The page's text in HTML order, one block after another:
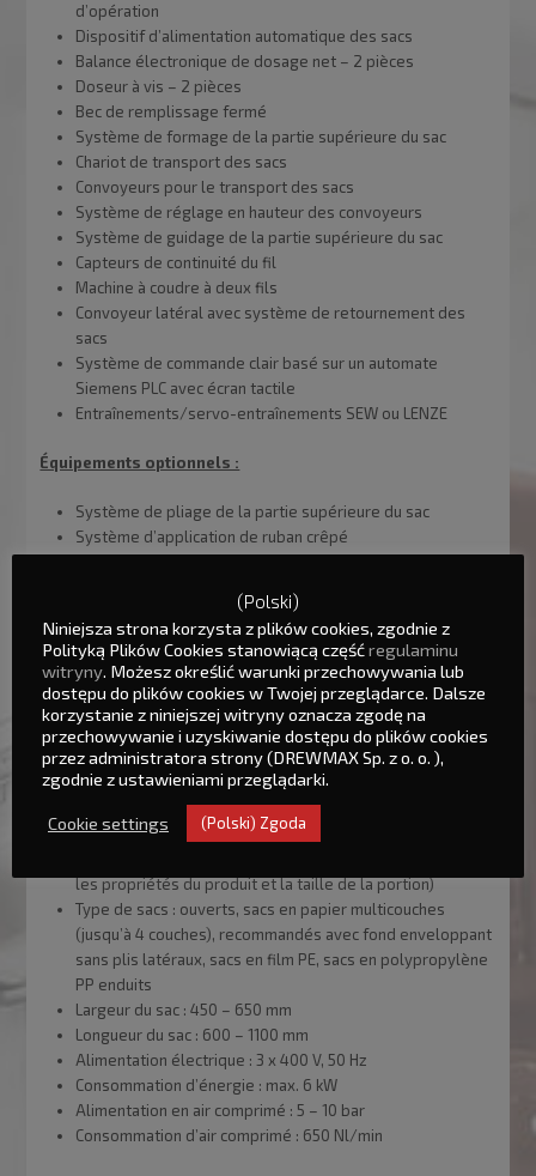
d’opération
Dispositif d’alimentation automatique des sacs
Balance électronique de dosage net – 2 pièces
Doseur à vis – 2 pièces
Bec de remplissage fermé
Système de formage de la partie supérieure du sac
Chariot de transport des sacs
Convoyeurs pour le transport des sacs
Système de réglage en hauteur des convoyeurs
Système de guidage de la partie supérieure du sac
Capteurs de continuité du fil
Machine à coudre à deux fils
Convoyeur latéral avec système de retournement des
sacs
Système de commande clair basé sur un automate
Siemens PLC avec écran tactile
Entraînements/servo-entraînements SEW ou LENZE
Équipements optionnels :
Système de pliage de la partie supérieure du sac
Système d’application de ruban crêpé
Système de nettoyage des doseurs
Soudeuse par impulsion ou à chaleur constante
Réservoir tampon pour surcharge
Paramètres techniques de base :
Poids maximal par portion : 50 kg
Poids minimal par portion : 10 kg
les propriétés du produit et la taille de la portion)
Type de sacs : ouverts, sacs en papier multicouches
(jusqu’à 4 couches), recommandés avec fond enveloppant
sans plis latéraux, sacs en film PE, sacs en polypropylène
PP enduits
Largeur du sac : 450 – 650 mm
Longueur du sac : 600 – 1100 mm
Alimentation électrique : 3 x 400 V, 50 Hz
Consommation d’énergie : max. 6 kW
Alimentation en air comprimé : 5 – 10 bar
Consommation d’air comprimé : 650 Nl/min
(Polski)
Niniejsza strona korzysta z plików cookies, zgodnie z
Polityką Plików Cookies stanowiącą częśćregulaminu
witryny. Możesz określić warunki przechowywania lub
dostępu do plików cookies w Twojej przeglądarce. Dalsze
korzystanie z niniejszej witryny oznacza zgodę na
przechowywanie i uzyskiwanie dostępu do plików cookies
przez administratora strony (DREWMAX Sp. z o. o. ),
zgodnie z ustawieniami przeglądarki.
Cookie settings (Polski) Zgoda